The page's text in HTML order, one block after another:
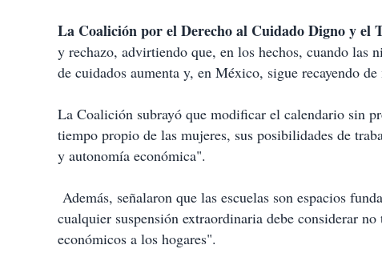
La Coalición por el Derecho al Cuidado Digno y el
y rechazo, advirtiendo que, en los hechos, cuando las
de cuidados aumenta y, en México, sigue recayendo
La Coalición subrayó que modificar el calendario sin
tiempo propio de las mujeres, sus posibilidades de
y autonomía económica".
Además, señalaron que las escuelas son espacios
cualquier suspensión extraordinaria debe considerar
económicos a los hogares".